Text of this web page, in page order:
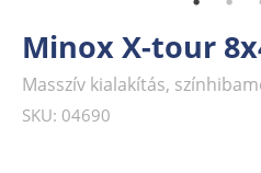
Minox X-tour
Masszív kialakítás,
SKU: 04690